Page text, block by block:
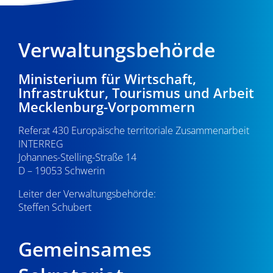
Verwaltungsbehörde
Ministerium für Wirtschaft,
Infrastruktur, Tourismus und Arbeit
Mecklenburg-Vorpommern
Referat 430 Europäische territoriale Zusammenarbeit
INTERREG
Johannes-Stelling-Straße 14
D – 19053 Schwerin
Leiter der Verwaltungsbehörde:
Steffen Schubert
Gemeinsames